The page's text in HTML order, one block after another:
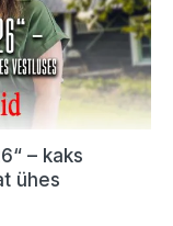
– kaks
ühes